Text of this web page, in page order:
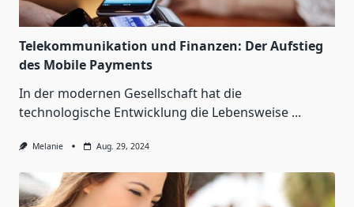
Telekommunikation und Finanzen: Der Aufstieg
des Mobile Payments
In der modernen Gesellschaft hat die
technologische Entwicklung die Lebensweise ...
Melanie Aug. 29, 2024